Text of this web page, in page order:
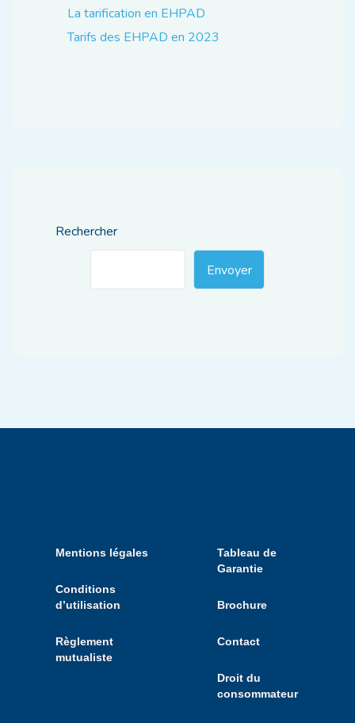
La tarification en EHPAD
Tarifs des EHPAD en 2023
Rechercher
Envoyer
Mentions légales
Conditions
d’utilisation
Règlement
mutualiste
Tableau de
Garantie
Brochure
Contact
Droit du
consommateur